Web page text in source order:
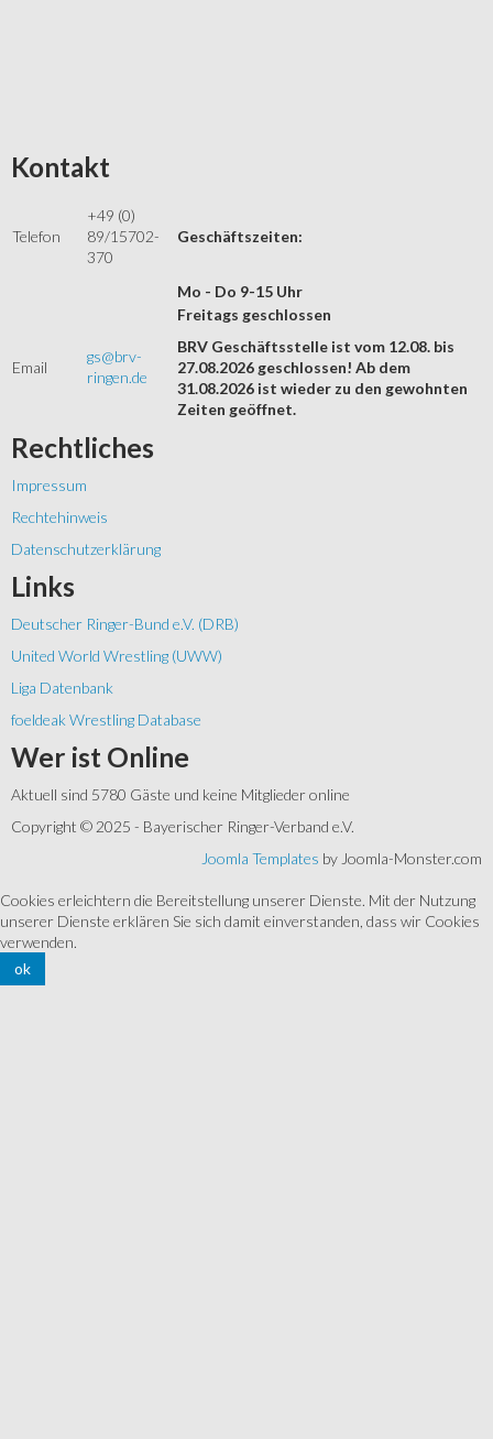
Kontakt
Telefon
+49 (0)
89/15702-
370
Geschäftszeiten:
Mo - Do 9-15 Uhr
Email
gs@brv-
ringen.de
Freitags geschlossen
BRV Geschäftsstelle ist vom 12.08. bis
27.08.2026 geschlossen! Ab dem
31.08.2026 ist wieder zu den gewohnten
Zeiten geöffnet.
Rechtliches
Impressum
Rechtehinweis
Datenschutzerklärung
Links
Deutscher Ringer-Bund e.V. (DRB)
United World Wrestling (UWW)
Liga Datenbank
foeldeak Wrestling Database
Wer ist Online
Aktuell sind 5780 Gäste und keine Mitglieder online
Copyright © 2025 - Bayerischer Ringer-Verband e.V.
Joomla Templates by Joomla-Monster.com
Cookies erleichtern die Bereitstellung unserer Dienste. Mit der Nutzung
unserer Dienste erklären Sie sich damit einverstanden, dass wir Cookies
verwenden.
ok